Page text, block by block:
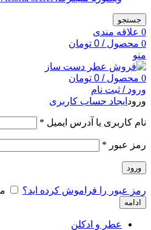
جستجو
0 علاقه مندی
0 محصول /
0 تومان
منو
0 محصول /
0 تومان
ورود / ثبت نام
ورود ایجاد حساب کاربری
نام کاربری یا آدرس ایمیل *
رمز عبور *
ورود
رمز عبور را فراموش کرده اید؟
ادامه
عطر و ادکلن